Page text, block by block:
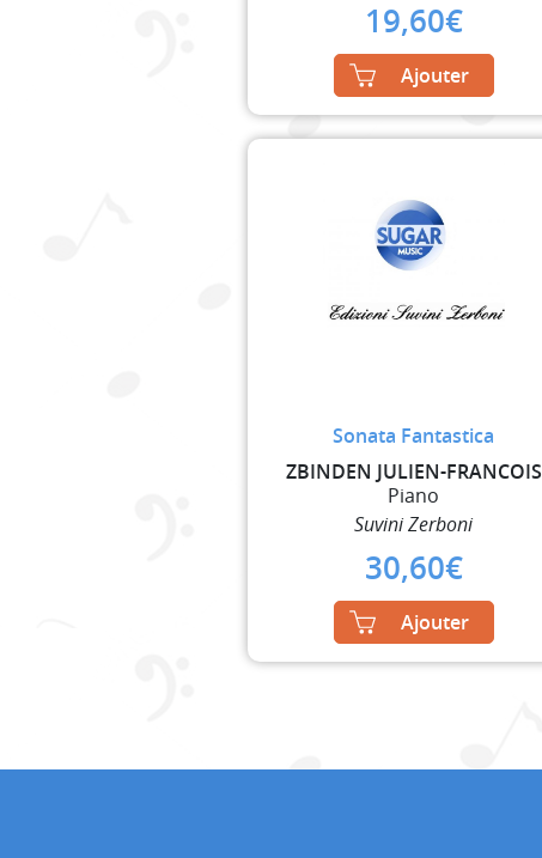
19,60€
Ajouter
Sonata Fantastica
ZBINDEN JULIEN-FRANCOIS
Piano
Suvini Zerboni
30,60€
Ajouter